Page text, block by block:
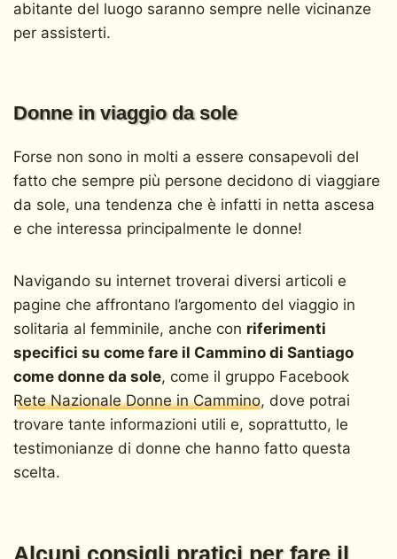
abitante del luogo saranno sempre nelle vicinanze
per assisterti.
Donne in viaggio da sole
Forse non sono in molti a essere consapevoli del
fatto che sempre più persone decidono di viaggiare
da sole, una tendenza che è infatti in netta ascesa
e che interessa principalmente le donne!
Navigando su internet troverai diversi articoli e
pagine che affrontano l’argomento del viaggio in
solitaria al femminile, anche con riferimenti
specifici su come fare il Cammino di Santiago
come donne da sole, come il gruppo Facebook
Rete Nazionale Donne in Cammino, dove potrai
trovare tante informazioni utili e, soprattutto, le
testimonianze di donne che hanno fatto questa
scelta.
Alcuni consigli pratici per fare il